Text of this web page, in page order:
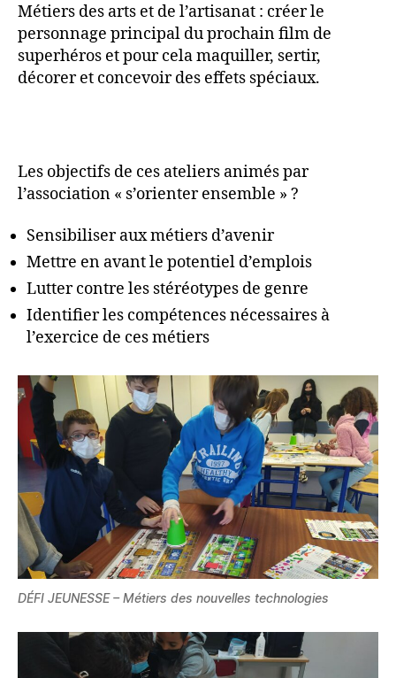
Métiers des arts et de l’artisanat : créer le
personnage principal du prochain film de
superhéros et pour cela maquiller, sertir,
décorer et concevoir des effets spéciaux.
Les objectifs de ces ateliers animés par
l’association « s’orienter ensemble » ?
Sensibiliser aux métiers d’avenir
Mettre en avant le potentiel d’emplois
Lutter contre les stéréotypes de genre
Identifier les compétences nécessaires à
l’exercice de ces métiers
DÉFI JEUNESSE – Métiers des nouvelles technologies